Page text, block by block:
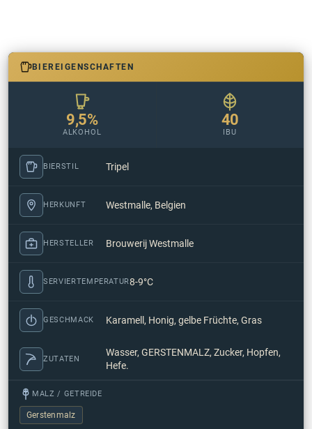
BIEREIGENSCHAFTEN
9,5%
ALKOHOL
40
IBU
BIERSTIL Tripel
HERKUNFT Westmalle, Belgien
HERSTELLER Brouwerij Westmalle
SERVIERTEMPERATUR8-9°C
GESCHMACK Karamell, Honig, gelbe Früchte, Gras
ZUTATEN
Wasser, GERSTENMALZ, Zucker, Hopfen,
Hefe.
MALZ / GETREIDE
Gerstenmalz